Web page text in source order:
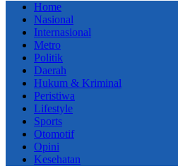
Home
Nasional
Internasional
Metro
Politik
Daerah
Hukum & Kriminal
Peristiwa
Lifestyle
Sports
Otomotif
Opini
Kesehatan